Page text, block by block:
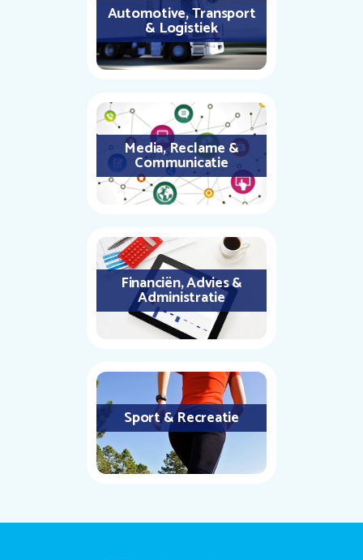
Automotive, Transport
& Logistiek
Media, Reclame &
Communicatie
Financiën, Advies &
Administratie
Sport & Recreatie